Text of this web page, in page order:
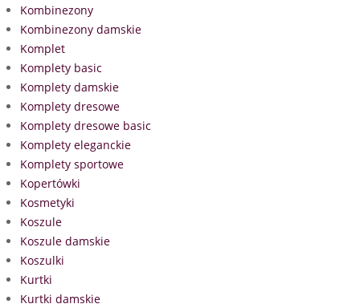
Kombinezony
Kombinezony damskie
Komplet
Komplety basic
Komplety damskie
Komplety dresowe
Komplety dresowe basic
Komplety eleganckie
Komplety sportowe
Kopertówki
Kosmetyki
Koszule
Koszule damskie
Koszulki
Kurtki
Kurtki damskie